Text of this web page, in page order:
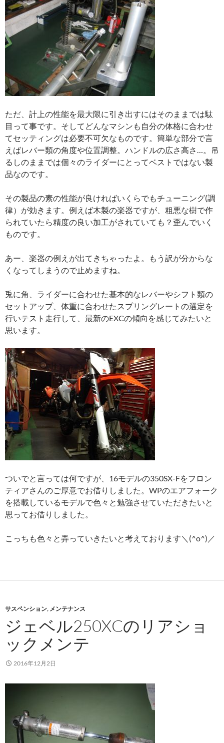
ただ、計上の性能を最大限に引き出すにはそのままでは駄
目って事です。そしてどんなマシンも自分の体格に合わせ
てセッティングは必要不可欠なものです。簡単な部分で言
えばレバー類の角度や位置調整。ハンドルの広さ高さ…。吊
るしのままでは個々のライダーにとってベストではない製
品なのです。
その製品の素の性能が良ければいくらでもチューニング(調
律）が効きます。例えば木製の楽器ですが、粗悪な樹で作
られていたら精度の良い加工がされていても？歪んでいく
ものです。
あー、楽器の例えが出てきちゃったよ。もう訳が分からな
くなってしまうので止めますね。
兎に角、ライダーに合わせた基本的なレバーやシフト類の
セットアップ、体重に合わせたスプリングレートの選定を
行いテスト走行して、最新のEXCの傾向を感じてみたいと
思います。
ついでと言っては何ですが、16モデルの350SX-Fをフロン
ティアさんのご厚意でお借りしました。WPのエアフォーク
を搭載しているモデルで色々と勉強させていただきたいと
思ってお借りしました。
こっちも色々と弄っていきたいと考えております＼(^o^)／
サスペンション, メンテナンス
ジェベル250XCのリアショ
ックメンテ
2016年12月2日